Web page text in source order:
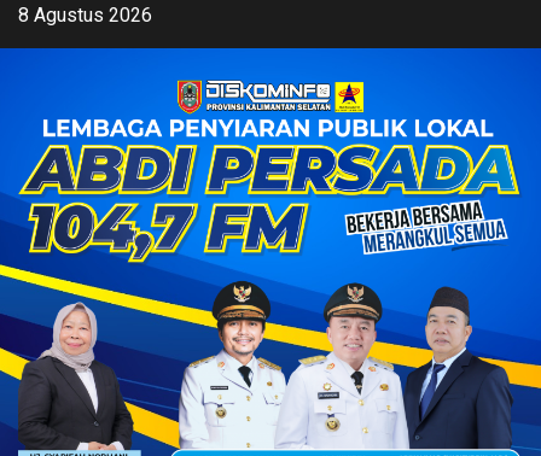
Skip8 Agustus 2026